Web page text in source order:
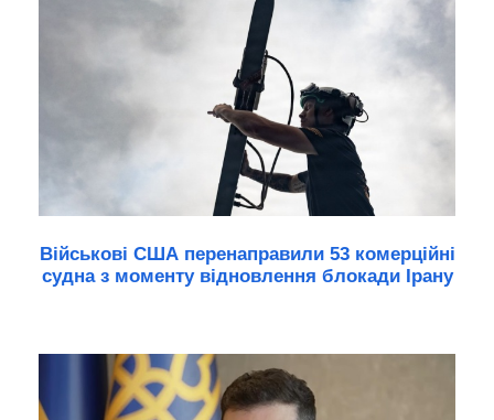
Військові США перенаправили 53 комерційні
судна з моменту відновлення блокади Ірану